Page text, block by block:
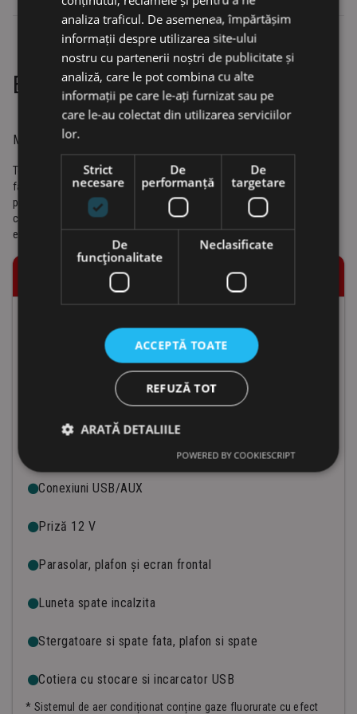
Echipament standard
MAI MULTE CARACTERISTICI, MAI MULTE POSIBILITATI
Toate incarcatoarele telescopice SANY sunt echipate complet din
fabrică, ceea ce înseamnă că se dovedesc rapid a fi puternice
polivalente. Cu numeroase opțiuni și atașamente, acestea pot fi
configurate individual, după cum este necesar, lăsându-le perfect
echipate pentru cerințele respective.
CONFORT OPERATOR / CABINĂ
Ecran tactil de șapte inchi și navigare cu codificator
Aer condiționat*
Radio cu Bluetooth si microfon
Scaun reglabil cu suspensie
Conexiuni USB/AUX
Priză 12 V
Parasolar, plafon și ecran frontal
Luneta spate incalzita
Stergatoare si spate fata, plafon si spate
Cotiera cu stocare si incarcator USB
* Sistemul de aer condiționat conține gaze fluorurate cu efect
analiza traficul. De asemenea, împărtășim
informații despre utilizarea site-ului
nostru cu partenerii noștri de publicitate și
analiză, care le pot combina cu alte
informații pe care le-ați furnizat sau pe
care le-au colectat din utilizarea serviciilor
lor.
Strict
necesare
De
performanță
De
targetare
De
funcţionalitate
Neclasificate
ACCEPTĂ TOATE
REFUZĂ TOT
ARATĂ DETALIILE
POWERED BY COOKIESCRIPT